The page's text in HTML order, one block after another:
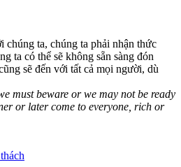
chúng ta, chúng ta phải nhận thức
ta có thể sẽ không sẵn sàng đón
sẽ đến với tất cả mọi người, dù
must beware or we may not be ready
or later come to everyone, rich or